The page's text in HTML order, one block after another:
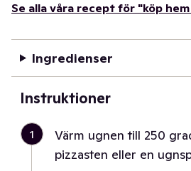
Se alla våra recept för "köp
Ingredienser
Instruktioner
1
Värm ugnen till 250
pizzasten eller en